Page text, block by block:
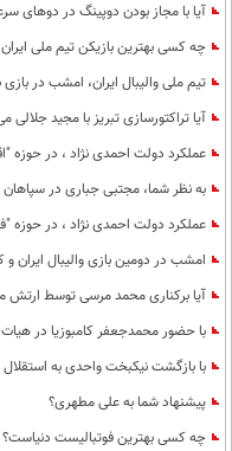
آیا با مجاز بودن دوپینگ در دوهای
چه کسی بهترین بازیکن تیم ملی
تیم ملی والیبال ایران، امشب در
آیا تراکتورسازی تبریز با مجید جلالی
عملکرد دولت احمدی نژاد ، در حوزه
به نظر شما، مجتبی جباری در
عملکرد دولت احمدی نژاد ، در حوزه
امشب در دومین بازی والیبال ایران و
آیا برکناری محمد مرسی توسط ارتش
با حضور محمدجعفر کامبوزیا در
با بازگشت نیکبخت واحدی به استقلال
پیشنهاد شما به علی مطهری؟
چه کسی بهترین فوتبالیست دنیاست؟